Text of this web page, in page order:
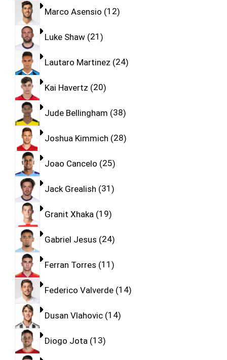
Marco Asensio 12
Luke Shaw 21
Lautaro Martinez 24
Kai Havertz 20
Jude Bellingham 38
Joshua Kimmich 28
Joao Cancelo 25
Jack Grealish 31
Granit Xhaka 19
Gabriel Jesus 24
Ferran Torres 11
Federico Valverde 14
Dusan Vlahovic 14
Diogo Jota 13